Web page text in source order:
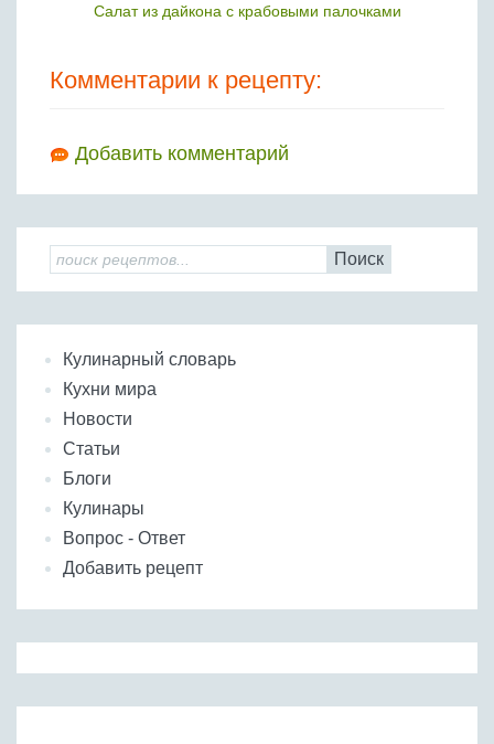
Салат из дайкона с крабовыми палочками
Комментарии к рецепту:
Добавить комментарий
Поиск
Кулинарный словарь
Кухни мира
Новости
Статьи
Блоги
Кулинары
Вопрос - Ответ
Добавить рецепт